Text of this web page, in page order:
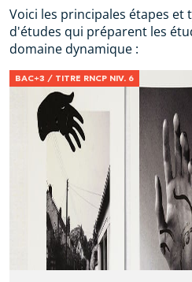
Voici les principales étapes et
d'études qui préparent les
domaine dynamique :
BAC+3 / TITRE RNCP NIV. 6